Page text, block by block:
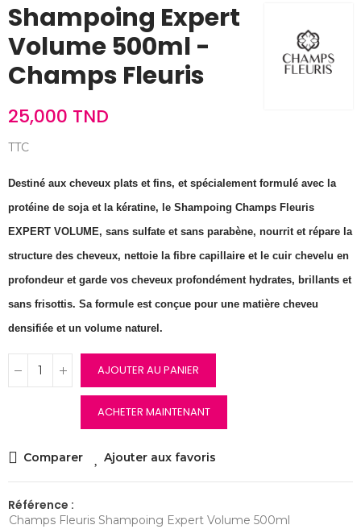
Shampoing Expert
Volume 500ml -
Champs Fleuris
25,000 TND
TTC
Destiné aux cheveux plats et fins, et spécialement formulé avec la
protéine de soja et la kératine, le Shampoing Champs Fleuris
EXPERT VOLUME, sans sulfate et sans parabène, nourrit et répare la
structure des cheveux, nettoie la fibre capillaire et le cuir chevelu en
profondeur et garde vos cheveux profondément hydrates, brillants et
sans frisottis. Sa formule est conçue pour une matière cheveu
densifiée et un volume naturel.
AJOUTER AU PANIER
ACHETER MAINTENANT
Comparer Ajouter aux favoris
Référence :
Champs Fleuris Shampoing Expert Volume 500ml